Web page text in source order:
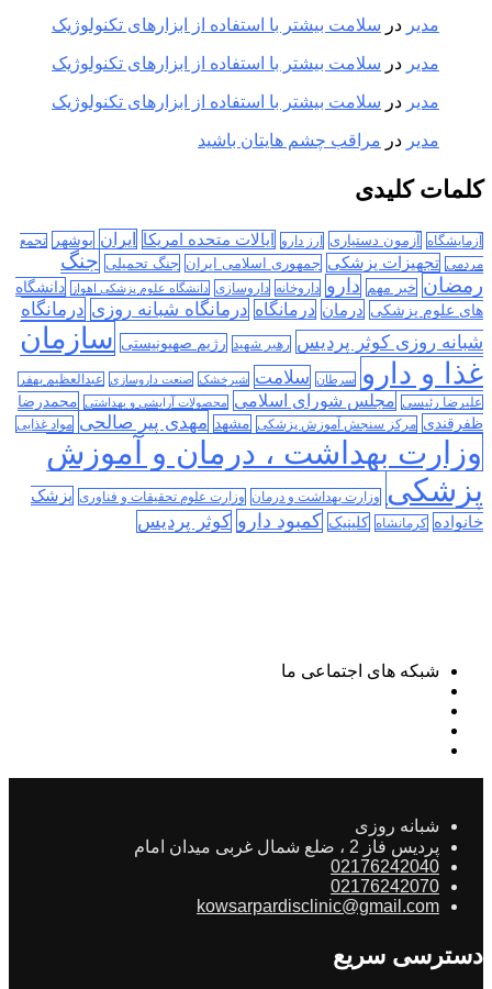
مدیر در سلامت بیشتر با استفاده از ابزارهای تکنولوژیک
مدیر در سلامت بیشتر با استفاده از ابزارهای تکنولوژیک
مدیر در سلامت بیشتر با استفاده از ابزارهای تکنولوژیک
مدیر در مراقب چشم هایتان باشید
کلمات کلیدی
آزمایشگاه آزمون دستیاری ارز دارو ایالات متحده امریکا ایران بوشهر
تجمع
مردمی تجهیزات پزشکی جمهوری اسلامی ایران جنگ تحمیلی جنگ
رمضان خبر مهم دارو داروخانه داروسازی دانشگاه علوم پزشکی اهواز
دانشگاه
های علوم پزشکی درمان درمانگاه درمانگاه شبانه روزی درمانگاه
شبانه روزی کوثر پردیس رهبر شهید رژیم صهیونیستی سازمان
غذا و دارو
سرطان سلامت شیرخشک صنعت داروسازی عبدالعظیم بهفر
علیرضا رئیسی مجلس شورای اسلامی محصولات آرایشی و بهداشتی محمدرضا
ظفرقندی مرکز سنجش آموزش پزشکی مشهد مهدی پیر صالحی مواد غذایی
وزارت بهداشت ، درمان و آموزش
پزشکی وزارت بهداشت و درمان وزارت علوم تحقیقات و فناوری پزشک
خانواده کرمانشاه کلینیک کمبود دارو کوثر پردیس
شبکه های اجتماعی ما
شبانه روزی
پردیس فاز 2 ، ضلع شمال غربی میدان امام
02176242040
02176242070
kowsarpardisclinic@gmail.com
دسترسی سریع